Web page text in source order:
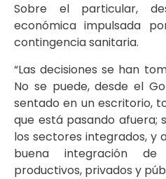
Sobre el particular,
económica impulsada
contingencia sanitaria.
“Las decisiones se han
No se puede, desde el
sentado en un escritorio,
que está pasando afuera;
los sectores integrados, y
buena integración
productivos, privados y